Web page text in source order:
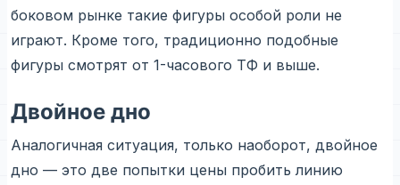
боковом рынке такие фигуры особой роли не
играют. Кроме того, традиционно подобные
фигуры смотрят от 1-часового ТФ и выше.
Двойное дно
Аналогичная ситуация, только наоборот, двойное
дно — это две попытки цены пробить линию